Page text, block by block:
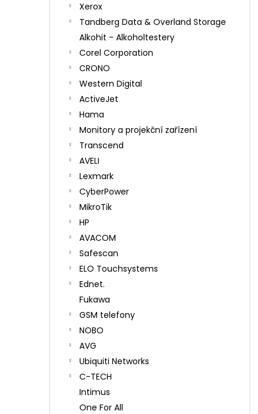
Xerox
Tandberg Data & Overland Storage
Alkohit - Alkoholtestery
Corel Corporation
CRONO
Western Digital
ActiveJet
Hama
Monitory a projekční zařízení
Transcend
AVELI
Lexmark
CyberPower
MikroTik
HP
AVACOM
Safescan
ELO Touchsystems
Ednet.
Fukawa
GSM telefony
NOBO
AVG
Ubiquiti Networks
C-TECH
Intimus
One For All